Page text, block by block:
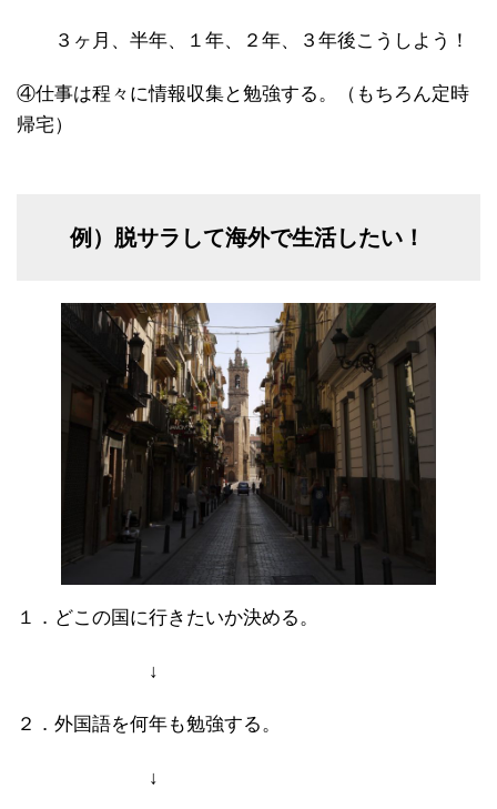
３ヶ月、半年、１年、２年、３年後こうしよう！
④仕事は程々に情報収集と勉強する。（もちろん定時
帰宅）
例）脱サラして海外で生活したい！
１．どこの国に行きたいか決める。
↓
２．外国語を何年も勉強する。
↓